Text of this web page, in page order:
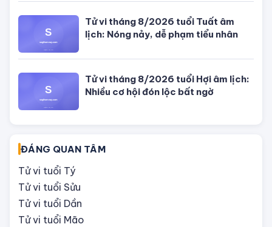
CÙNG CHUYÊN MỤC TỬ VI CỦA 12 CON GIÁP
Tử vi hôm nay, xem tử vi 12 con giáp
công việc cần kiên nhẫn